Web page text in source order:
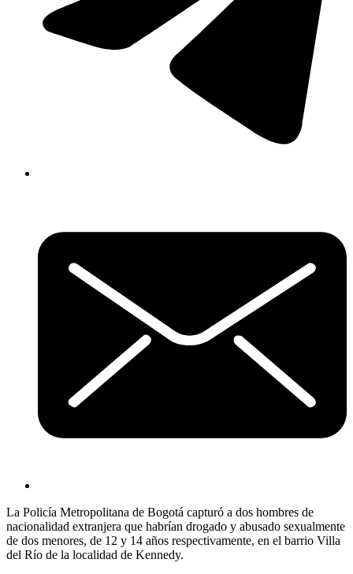
La Policía Metropolitana de Bogotá capturó a dos hombres de
nacionalidad extranjera que habrían drogado y abusado sexualmente
de dos menores, de 12 y 14 años respectivamente, en el barrio Villa
del Río de la localidad de Kennedy.